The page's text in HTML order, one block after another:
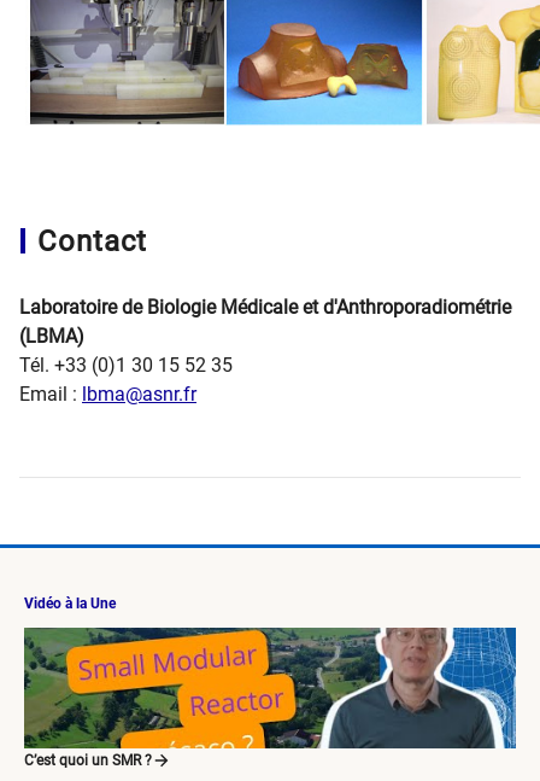
Contact
Laboratoire de Biologie Médicale et d'Anthroporadiométrie
(LBMA)
Tél. +33 (0)1 30 15 52 35
Email : lbma@asnr.fr
Vidéo à la Une
C’est quoi un SMR ?